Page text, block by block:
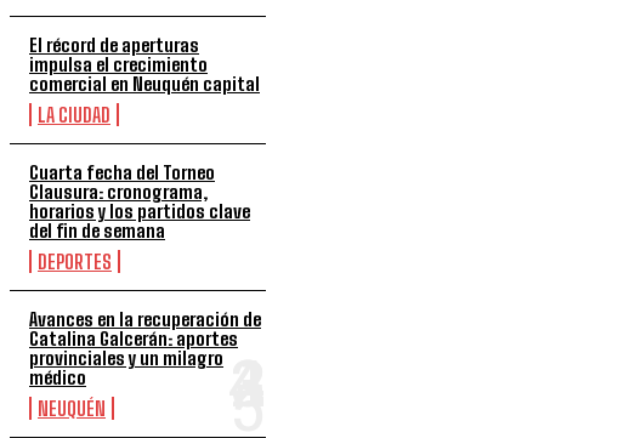
El récord de aperturas
impulsa el crecimiento
comercial en Neuquén capital
LA CIUDAD
Cuarta fecha del Torneo
Clausura: cronograma,
horarios y los partidos clave
del fin de semana
DEPORTES
Avances en la recuperación de
Catalina Galcerán: aportes
provinciales y un milagro
médico
NEUQUÉN